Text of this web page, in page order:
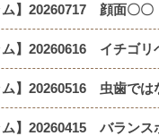
ム】20260717 顔面〇〇
ム】20260616 イチゴリ
ム】20260516 虫歯では
ム】20260415 バランス